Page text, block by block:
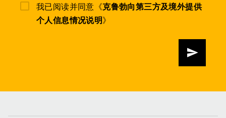
我已阅读并同意《克鲁勃向第三方及境外提供
个人信息情况说明》
发送